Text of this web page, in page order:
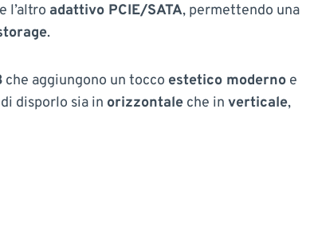
e l’altro adattivo PCIE/SATA, permettendo una
.
che aggiungono un tocco estetico moderno e
disporlo sia in orizzontale che in verticale,